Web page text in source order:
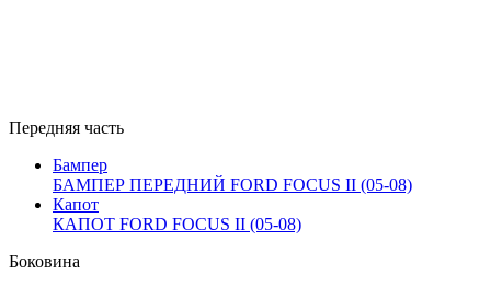
Передняя часть
Бампер
БАМПЕР ПЕРЕДНИЙ FORD FOCUS II (05-08)
Капот
КАПОТ FORD FOCUS II (05-08)
Боковина